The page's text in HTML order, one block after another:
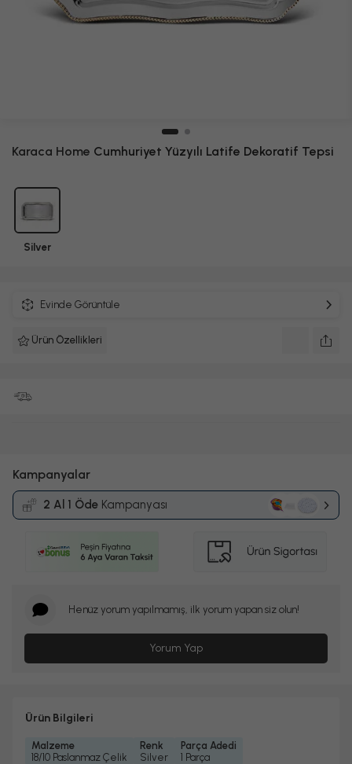
Karaca Home Cumhuriyet Yüzyılı Latife Dekoratif Tepsi
Silver
Evinde Görüntüle
Ürün Özellikleri
Kampanyalar
2 Al 1 Öde Kampanyası
Henüz yorum yapılmamış, ilk yorum yapan siz olun!
Yorum Yap
Ürün Bilgileri
Malzeme
18/10 Paslanmaz Çelik
Renk
Silver
Parça Adedi
1 Parça